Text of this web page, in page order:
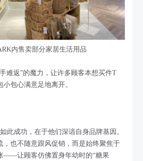
内售卖部分家居生活用品
难返”的魔力，让许多顾客本想买件T
包心满意足地离开。
此成功，在于他们深谙自身品牌基因。
，也不随意跟风促销，而是始终聚焦于
——让顾客仿佛置身年幼时的“糖果